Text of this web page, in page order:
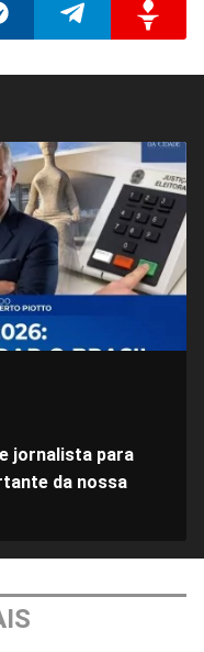
no
Telegram
no
Gettr
jornalista para
da nossa